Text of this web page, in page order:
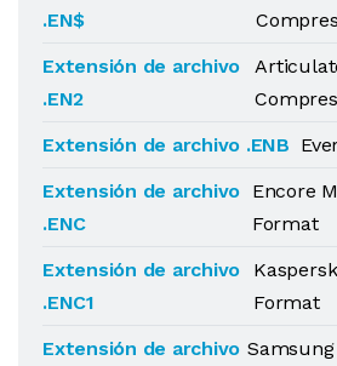
.EN$
Extensión de archivo
.EN2
Extensión de archivo .ENB
Extensión de archivo
.ENC
Encore
Format
Extensión de archivo
.ENC1
Format
Extensión de archivo